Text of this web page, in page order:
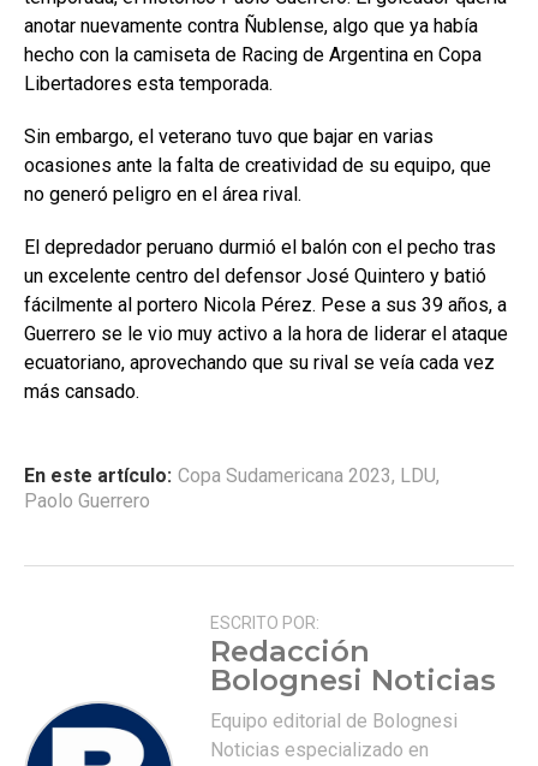
anotar nuevamente contra Ñublense, algo que ya había
hecho con la camiseta de Racing de Argentina en Copa
Libertadores esta temporada.
Sin embargo, el veterano tuvo que bajar en varias
ocasiones ante la falta de creatividad de su equipo, que
no generó peligro en el área rival.
El depredador peruano durmió el balón con el pecho tras
un excelente centro del defensor José Quintero y batió
fácilmente al portero Nicola Pérez. Pese a sus 39 años, a
Guerrero se le vio muy activo a la hora de liderar el ataque
ecuatoriano, aprovechando que su rival se veía cada vez
más cansado.
En este artículo: Copa Sudamericana 2023, LDU,
Paolo Guerrero
ESCRITO POR:
Redacción
Bolognesi Noticias
Equipo editorial de Bolognesi
Noticias especializado en